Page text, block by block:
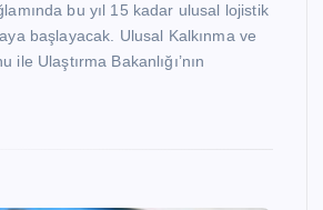
bu yıl 15 kadar ulusal lojistik
başlayacak. Ulusal Kalkınma ve
ile Ulaştırma Bakanlığı’nın